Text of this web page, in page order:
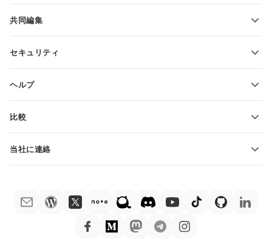
無料アカウントをリクエスト
共同編集
翻訳者向け
セキュリティ
ヘルプ
ヘルプ・センター
デモ注文
比較
ONLYOFFICE Docs vs Google Docs
ONLYOFFICE Docs vs WPS
ONLYOFFICE Docs vs Adobe Acrobat
当社に連絡
プレスリリースに関する質問press@onlyoffice.com
折返し電話をリクエスト